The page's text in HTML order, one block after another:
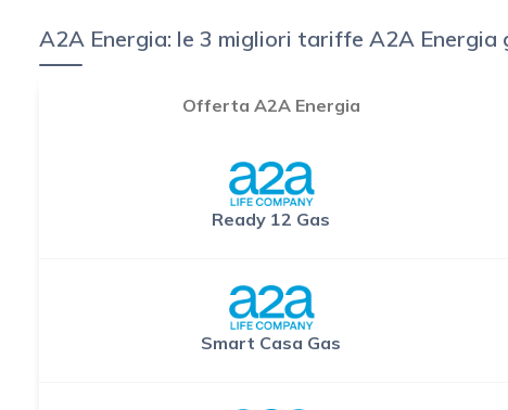
A2A Energia: le 3 migliori tariffe A2A
Offerta A2A Energia
Ready 12 Gas
Smart Casa Gas